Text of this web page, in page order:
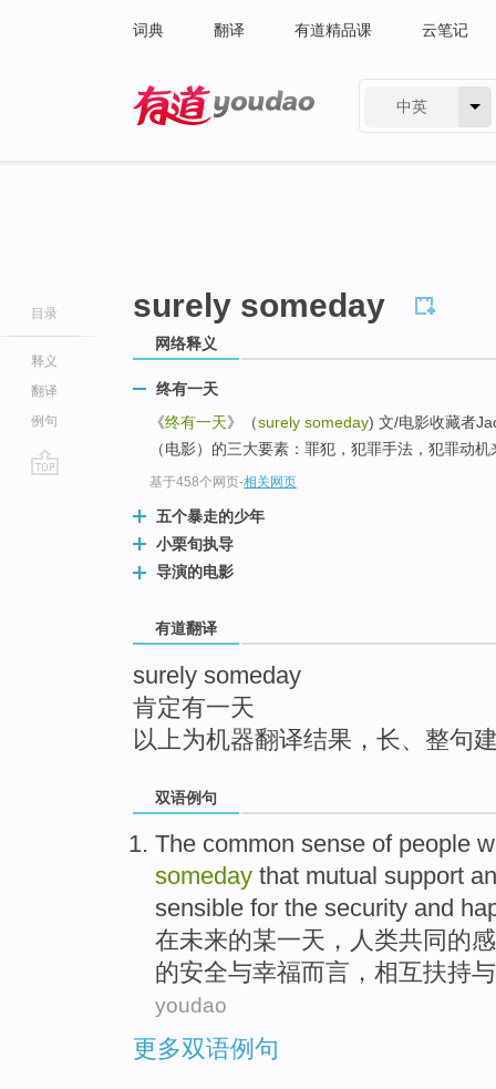
词典 翻译 有道精品课 云笔记
中英
目录
释义
翻译
例句
surely someday
网络释义
终有一天
《终有一天》（surely someday) 文/电影收藏者
（电影）的三大要素：罪犯，犯罪手法，犯罪动
基于458个网页-相关网页
五个暴走的少年
小栗旬执导
导演的电影
有道翻译
surely someday
肯定有一天
以上为机器翻译结果，长、整句
双语例句
The common sense of people
someday that mutual support
sensible for the security and
在未来的某一天， 人类共同 的
的安全与幸福而言， 相互扶持与
youdao
更多双语例句